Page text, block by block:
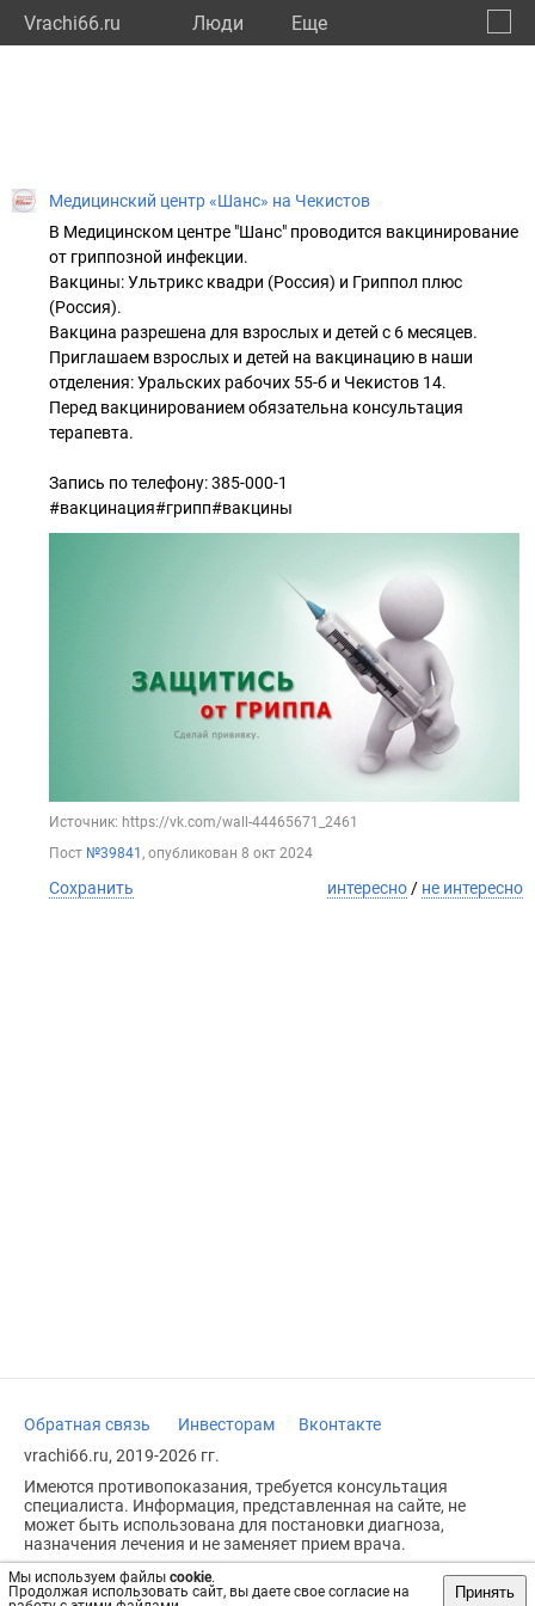
Vrachi66.ru Люди Eще
Мы используем файлы cookie.
Продолжая использовать сайт, вы даете свое согласие на
Принять
Медицинский центр «Шанс» на Чекистов
В Медицинском центре "Шанс" проводится вакцинирование
от гриппозной инфекции.
Вакцины: Ультрикс квадри (Россия) и Гриппол плюс
(Россия).
Вакцина разрешена для взрослых и детей с 6 месяцев.
Приглашаем взрослых и детей на вакцинацию в наши
отделения: Уральских рабочих 55-б и Чекистов 14.
Перед вакцинированием обязательна консультация
терапевта.
Запись по телефону: 385-000-1
#вакцинация#грипп#вакцины
Источник: https://vk.com/wall-44465671_2461
Пост №39841 , опубликован 8 окт 2024
Сохранить интересно / не интересно
Обратная связь Инвесторам
Вконтакте
vrachi66.ru, 2019-2026 гг.
Имеются противопоказания, требуется консультация
специалиста. Информация, представленная на сайте, не
может быть использована для постановки диагноза,
назначения лечения и не заменяет прием врача.
Возрастное ограничение: 18+